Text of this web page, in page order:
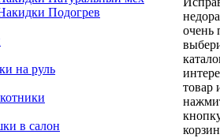
Подогрев
на руль
в салон
очень
товар